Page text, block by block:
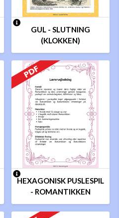
GUL - SLUTNING
(KLOKKEN)
HEXAGONISK PUSLESPIL
- ROMANTIKKEN